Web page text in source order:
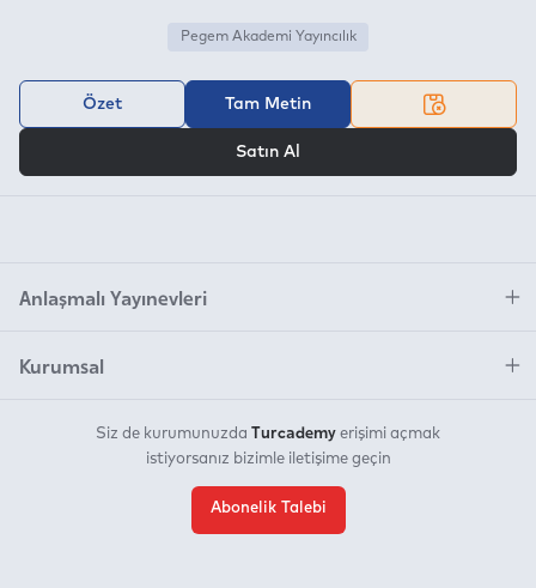
Pegem Akademi Yayıncılık
Özet Tam Metin
Satın Al
Anlaşmalı Yayınevleri
Kurumsal
Siz de kurumunuzda Turcademy erişimi açmak
istiyorsanız bizimle iletişime geçin
Abonelik Talebi